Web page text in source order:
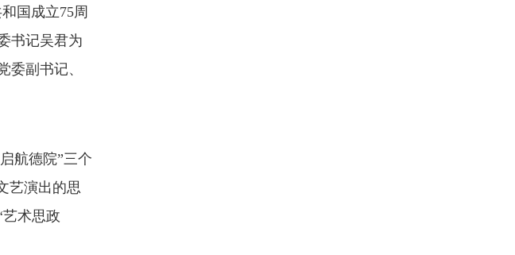
国成立75周
书记吴君为
委副书记、
航德院”三个
艺演出的思
术思政